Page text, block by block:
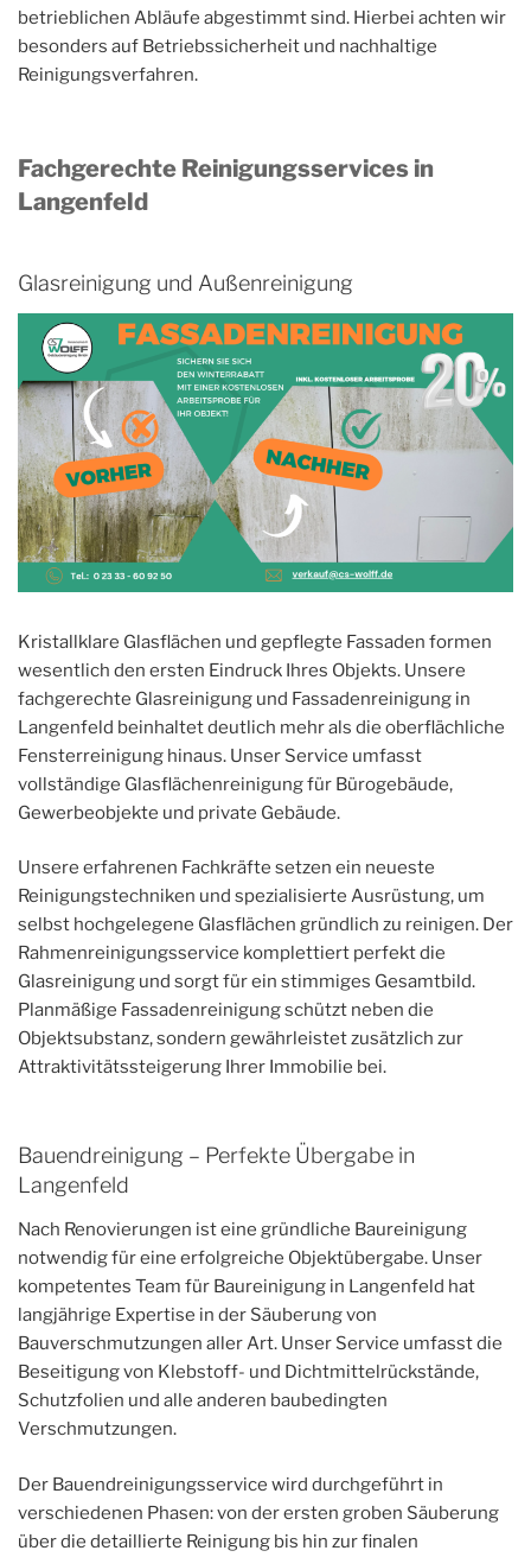
betrieblichen Abläufe abgestimmt sind. Hierbei achten wir
besonders auf Betriebssicherheit und nachhaltige
Reinigungsverfahren.
Fachgerechte Reinigungsservices in
Langenfeld
Glasreinigung und Außenreinigung
Kristallklare Glasflächen und gepflegte Fassaden formen
wesentlich den ersten Eindruck Ihres Objekts. Unsere
fachgerechte Glasreinigung und Fassadenreinigung in
Langenfeld beinhaltet deutlich mehr als die oberflächliche
Fensterreinigung hinaus. Unser Service umfasst
vollständige Glasflächenreinigung für Bürogebäude,
Gewerbeobjekte und private Gebäude.
Unsere erfahrenen Fachkräfte setzen ein neueste
Reinigungstechniken und spezialisierte Ausrüstung, um
selbst hochgelegene Glasflächen gründlich zu reinigen. Der
Rahmenreinigungsservice komplettiert perfekt die
Glasreinigung und sorgt für ein stimmiges Gesamtbild.
Planmäßige Fassadenreinigung schützt neben die
Objektsubstanz, sondern gewährleistet zusätzlich zur
Attraktivitätssteigerung Ihrer Immobilie bei.
Bauendreinigung – Perfekte Übergabe in
Langenfeld
Nach Renovierungen ist eine gründliche Baureinigung
notwendig für eine erfolgreiche Objektübergabe. Unser
kompetentes Team für Baureinigung in Langenfeld hat
langjährige Expertise in der Säuberung von
Bauverschmutzungen aller Art. Unser Service umfasst die
Beseitigung von Klebstoff- und Dichtmittelrückstände,
Schutzfolien und alle anderen baubedingten
Verschmutzungen.
Der Bauendreinigungsservice wird durchgeführt in
verschiedenen Phasen: von der ersten groben Säuberung
über die detaillierte Reinigung bis hin zur finalen